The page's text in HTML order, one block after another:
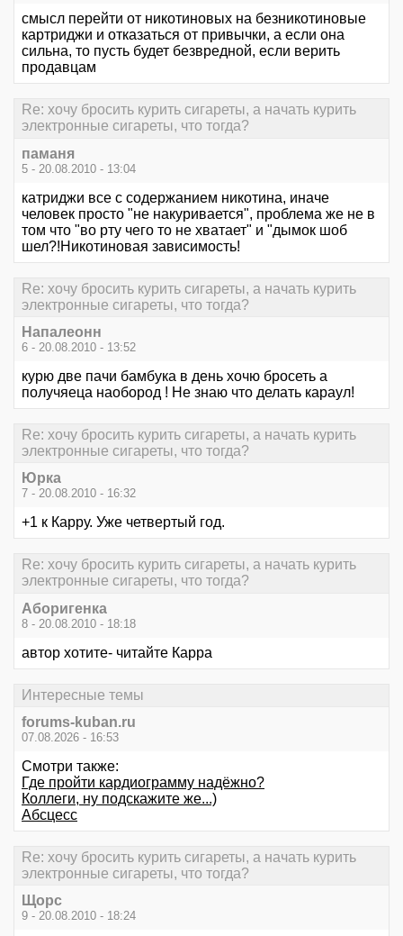
смысл перейти от никотиновых на безникотиновые
картриджи и отказаться от привычки, а если она
сильна, то пусть будет безвредной, если верить
продавцам
Re: хочу бросить курить сигареты, а начать курить
электронные сигареты, что тогда?
паманя
5 - 20.08.2010 - 13:04
катриджи все с содержанием никотина, иначе
человек просто "не накуривается", проблема же не в
том что "во рту чего то не хватает" и "дымок шоб
шел?!Никотиновая зависимость!
Re: хочу бросить курить сигареты, а начать курить
электронные сигареты, что тогда?
Напалеонн
6 - 20.08.2010 - 13:52
курю две пачи бамбука в день хочю бросеть а
получяеца наобород ! Не знаю что делать караул!
Re: хочу бросить курить сигареты, а начать курить
электронные сигареты, что тогда?
Юрка
7 - 20.08.2010 - 16:32
+1 к Карру. Уже четвертый год.
Re: хочу бросить курить сигареты, а начать курить
электронные сигареты, что тогда?
Аборигенка
8 - 20.08.2010 - 18:18
автор хотите- читайте Карра
Интересные темы
forums-kuban.ru
07.08.2026 - 16:53
Смотри также:
Где пройти кардиограмму надёжно?
Коллеги, ну подскажите же...)
Абсцесс
Re: хочу бросить курить сигареты, а начать курить
электронные сигареты, что тогда?
Щорс
9 - 20.08.2010 - 18:24